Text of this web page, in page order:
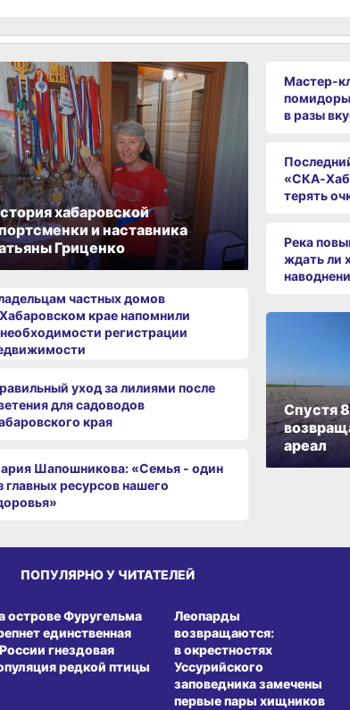
хабаровской
и наставника
Гриценко
частных домов
крае напомнили
регистрации
уход за лилиями после
для садоводов
края
Шапошникова: «Семья - один
главных ресурсов нашего
Мастер-
в разы
терять
Река
ждать ли
Спустя
ареал
ПОПУЛЯРНО У ЧИТАТЕЛЕЙ
острове Фуругельма
единственная
гнездовая
редкой птицы
Леопарды
возвращаются:
в окрестностях
Уссурийского
заповедника замечены
первые пары хищников